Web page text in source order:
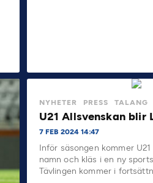
NYHETER PRESS TALANG
U21 Allsvenskan blir
7 FEB 2024 14:47
Inför säsongen kommer
namn och kläs i en ny
Tävlingen kommer i